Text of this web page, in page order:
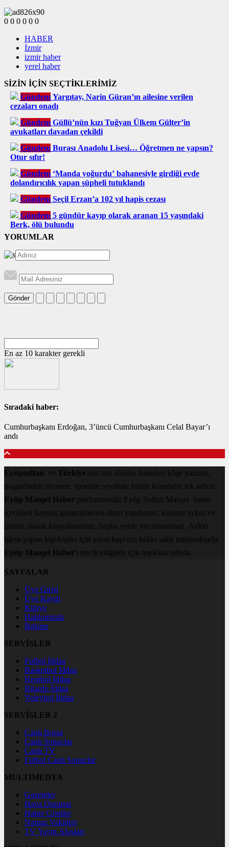
0 0 0 0 0 0
HABER
İzmir
izmir haber
yerel haber
SİZİN İÇİN SEÇTİKLERİMİZ
Gündem Yargıtay, Narin Güran’ın ailesine verilen
cezaları onadı
Gündem Güllü’nün kızı Tuğyan Ülkem Gülter’in
avukatları davadan çekildi
Gündem Burası Anadolu Lisesi… Öğretmen ne yapsın?
Otur sıfır!
Gündem ‘Manda yoğurdu’ bahanesiyle girdiği evde
dolandırıcılık yapan şüpheli tutuklandı
Gündem Seçil Erzan’a 102 yıl hapis cezası
Gündem 5 gündür kayıp olarak aranan 15 yaşındaki
Berk, ölü bulundu
YORUMLAR
Gönder
En az 10 karakter gerekli
Sıradaki haber:
Cumhurbaşkanı Erdoğan, 3’üncü Cumhurbaşkanı Celal Bayar’ı
andı
Eyüpsultan ve Türkiye'den son dakika haberler, köşe yazıları,
magazinden siyasete, spordan seyahate bütün konuların tek adresi
Eyüp Manşet Haber platformunda; Eyüp Sultan Manşet haber
içerikleri kaynak gösterilmeden alıntı yapılamaz, kanuna aykırı ve
izinsiz olarak kopyalanamaz, başka yerde yayınlanamaz. Aykırı
işlem yapan kişi/kişiler için yasal başvuru hakkı saklı tutulmaktadır.
Eyüp Manşet Haber'i tercih ettiğiniz için teşekkür ederiz.
SAYFALAR
Üye Girişi
Üye Kaydı
Künye
Hakkımızda
İletişim
SERVİSLER
Futbol İddaa
Basketbol İddaa
Hentbol İddaa
Bilardo İddaa
Voleybol İddaa
SERVİSLER 2
Canlı Borsa
Canlı Sonuçlar
Canlı TV
Futbol Canlı Sonuçlar
MULTİMEDYA
Gazeteler
Hava Durumu
Haber Gönder
Namaz Vakitleri
TV Yayın Akışları